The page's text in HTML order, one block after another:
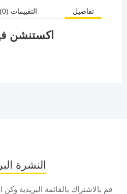
تفاصيل التقييمات (0)
اكستنشن
النشرة
قم بالاشتراك بالقائمة البريدية